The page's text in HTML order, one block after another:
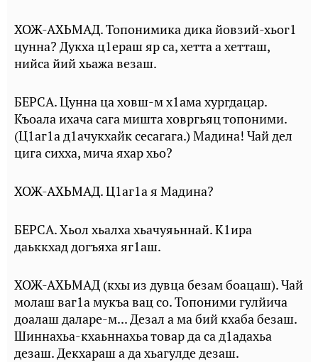
ХОЖ-АХЬМАД. Топонимика дика йовзий-хьог1
цунна? Дукха ц1ераш яр са, хетта а хетташ,
нийса йий хьажа везаш.
БЕРСА. Цунна ца ховш-м х1ама хургдацар.
Къоала ихача сага мишта ховргьяц топоними.
(Ц1аг1а д1ачукхайк сесагага.) Мадина! Чай дел
цига сихха, мича яхар хьо?
ХОЖ-АХЬМАД. Ц1аг1а я Мадина?
БЕРСА. Хьол хьалха хьачуяьннай. К1ира
даьккхад догъяха яг1аш.
ХОЖ-АХЬМАД (кхы из дувца безам боацаш). Чай
молаш ваг1а мукъа вац со. Топоними гулйича
доалаш даларе-м... Дезал а ма бий кхаба безаш.
Шиннахьа-кхаьннахьа товар да са д1адахьа
дезаш. Декхараш а да хьагулде дезаш.